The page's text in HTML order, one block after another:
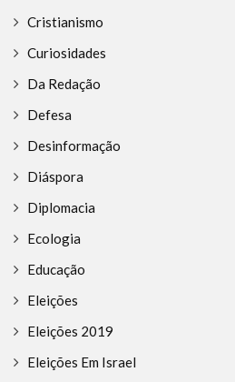
Cristianismo
Curiosidades
Da Redação
Defesa
Desinformação
Diáspora
Diplomacia
Ecologia
Educação
Eleições
Eleições 2019
Eleições Em Israel